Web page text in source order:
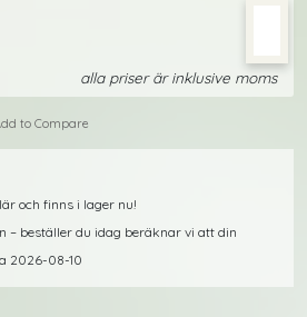
alla priser är inklusive moms
to Compare
och finns i lager nu!
– beställer du idag beräknar vi att din
2026-08-10